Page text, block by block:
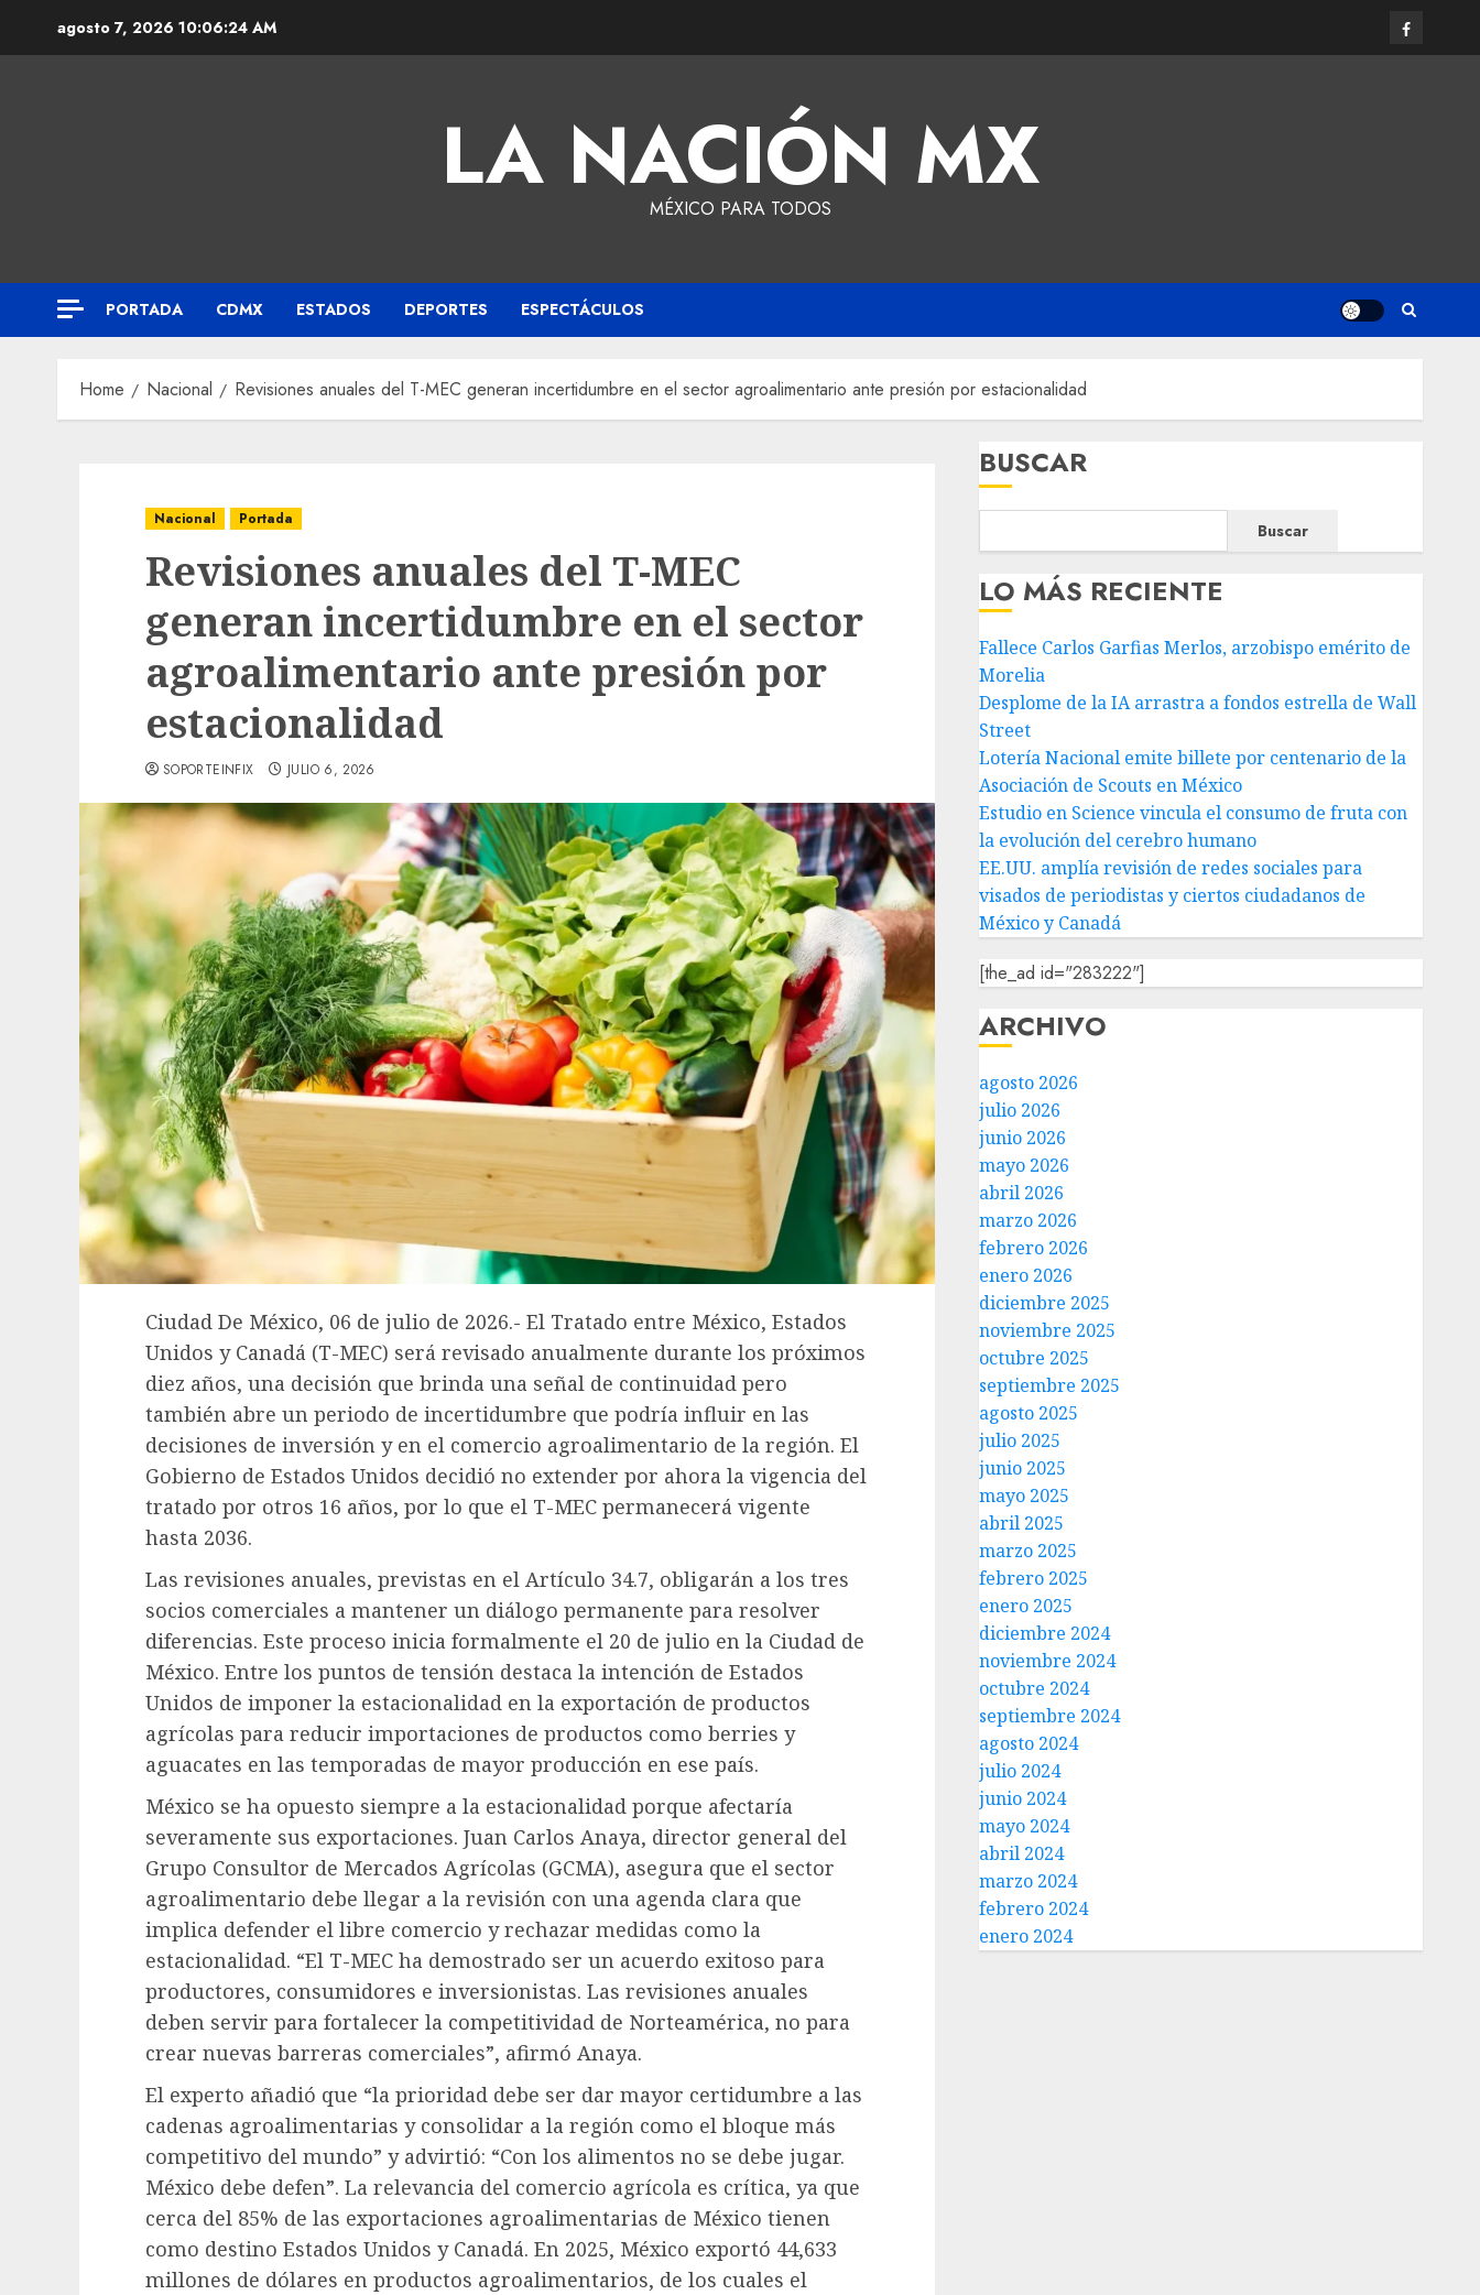
agosto 7, 2026 10:06:25 AM
LA NACIÓN MX
MÉXICO PARA TODOS
PORTADA CDMX ESTADOS DEPORTES ESPECTÁCULOS
Home Nacional Revisiones anuales del T-MEC generan incertidumbre en el sector agroalimentario ante presión por estacionalidad
Nacional Portada
Revisiones anuales del T-MEC
generan incertidumbre en el sector
agroalimentario ante presión por
estacionalidad
SOPORTEINFIX JULIO 6, 2026
Ciudad De México, 06 de julio de 2026.- El Tratado entre México, Estados
Unidos y Canadá (T-MEC) será revisado anualmente durante los próximos
diez años, una decisión que brinda una señal de continuidad pero
también abre un periodo de incertidumbre que podría influir en las
decisiones de inversión y en el comercio agroalimentario de la región. El
Gobierno de Estados Unidos decidió no extender por ahora la vigencia del
tratado por otros 16 años, por lo que el T-MEC permanecerá vigente
hasta 2036.
Las revisiones anuales, previstas en el Artículo 34.7, obligarán a los tres
socios comerciales a mantener un diálogo permanente para resolver
diferencias. Este proceso inicia formalmente el 20 de julio en la Ciudad de
México. Entre los puntos de tensión destaca la intención de Estados
Unidos de imponer la estacionalidad en la exportación de productos
agrícolas para reducir importaciones de productos como berries y
aguacates en las temporadas de mayor producción en ese país.
México se ha opuesto siempre a la estacionalidad porque afectaría
severamente sus exportaciones. Juan Carlos Anaya, director general del
Grupo Consultor de Mercados Agrícolas (GCMA), asegura que el sector
agroalimentario debe llegar a la revisión con una agenda clara que
implica defender el libre comercio y rechazar medidas como la
estacionalidad. “El T-MEC ha demostrado ser un acuerdo exitoso para
productores, consumidores e inversionistas. Las revisiones anuales
deben servir para fortalecer la competitividad de Norteamérica, no para
crear nuevas barreras comerciales”, afirmó Anaya.
El experto añadió que “la prioridad debe ser dar mayor certidumbre a las
cadenas agroalimentarias y consolidar a la región como el bloque más
competitivo del mundo” y advirtió: “Con los alimentos no se debe jugar.
México debe defen”. La relevancia del comercio agrícola es crítica, ya que
cerca del 85% de las exportaciones agroalimentarias de México tienen
como destino Estados Unidos y Canadá. En 2025, México exportó 44,633
millones de dólares en productos agroalimentarios, de los cuales el
BUSCAR
Buscar
LO MÁS RECIENTE
Fallece Carlos Garfias Merlos, arzobispo emérito de
Morelia
Desplome de la IA arrastra a fondos estrella de Wall
Street
Lotería Nacional emite billete por centenario de la
Asociación de Scouts en México
Estudio en Science vincula el consumo de fruta con
la evolución del cerebro humano
EE.UU. amplía revisión de redes sociales para
visados de periodistas y ciertos ciudadanos de
México y Canadá
[the_ad id="283222"]
ARCHIVO
agosto 2026
julio 2026
junio 2026
mayo 2026
abril 2026
marzo 2026
febrero 2026
enero 2026
diciembre 2025
noviembre 2025
octubre 2025
septiembre 2025
agosto 2025
julio 2025
junio 2025
mayo 2025
abril 2025
marzo 2025
febrero 2025
enero 2025
diciembre 2024
noviembre 2024
octubre 2024
septiembre 2024
agosto 2024
julio 2024
junio 2024
mayo 2024
abril 2024
marzo 2024
febrero 2024
enero 2024